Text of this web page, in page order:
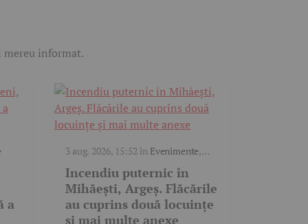
mereu informat.
a
3 aug. 2026, 15:52 în Evenimente,
Video
Incendiu puternic în
Mihăești, Argeș. Flăcările
au cuprins două locuințe
și mai multe anexe